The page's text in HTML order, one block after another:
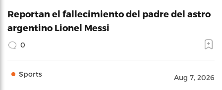
Reportan el fallecimiento del padre del astro
argentino Lionel Messi
0
Sports Aug 7, 2026